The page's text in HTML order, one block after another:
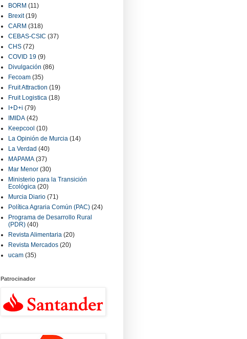
BORM (11)
Brexit (19)
CARM (318)
CEBAS-CSIC (37)
CHS (72)
COVID 19 (9)
Divulgación (86)
Fecoam (35)
Fruit Attraction (19)
Fruit Logistica (18)
I+D+i (79)
IMIDA (42)
Keepcool (10)
La Opinión de Murcia (14)
La Verdad (40)
MAPAMA (37)
Mar Menor (30)
Ministerio para la Transición
Ecológica (20)
Murcia Diario (71)
Política Agraria Común (PAC) (24)
Programa de Desarrollo Rural
(PDR) (40)
Revista Alimentaria (20)
Revista Mercados (20)
ucam (35)
Patrocinador